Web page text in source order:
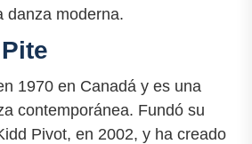
danza moderna.
1970 en Canadá y es una
contemporánea. Fundó su
Pivot, en 2002, y ha creado